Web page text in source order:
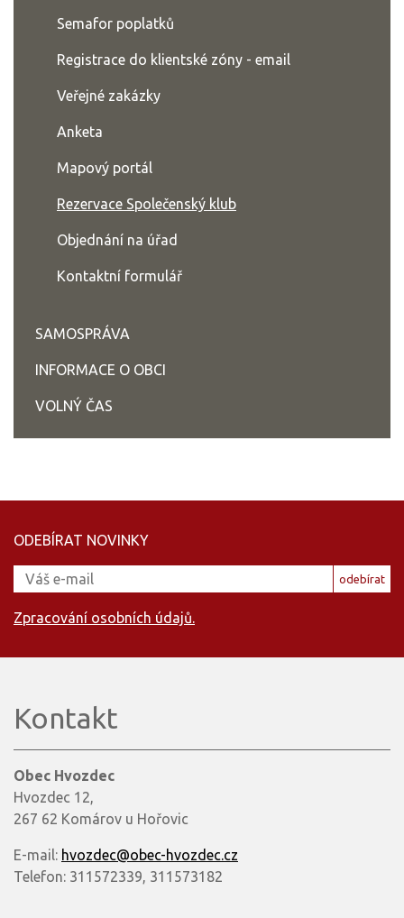
Semafor poplatků
Registrace do klientské zóny - email
Veřejné zakázky
Anketa
Mapový portál
Rezervace Společenský klub
Objednání na úřad
Kontaktní formulář
SAMOSPRÁVA
INFORMACE O OBCI
VOLNÝ ČAS
ODEBÍRAT NOVINKY
odebírat
Zpracování osobních údajů.
Kontakt
Obec Hvozdec
Hvozdec 12,
267 62 Komárov u Hořovic
E-mail: hvozdec@obec-hvozdec.cz
Telefon: 311572339, 311573182